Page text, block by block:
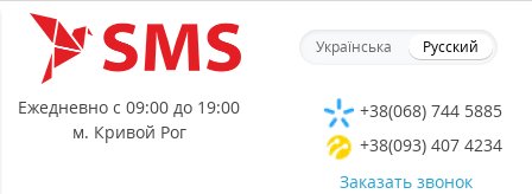
Українська Русский
Ежедневно с 09:00 до 19:00
м. Кривой Рог
+38(068) 744 5885
+38(093) 407 4234
Заказать звонок